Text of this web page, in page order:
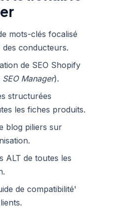
mots-clés focalisé
conducteurs.
de SEO Shopify
SEO Manager).
structurées
les fiches produits.
blog piliers sur
ALT de toutes les
de compatibilité'